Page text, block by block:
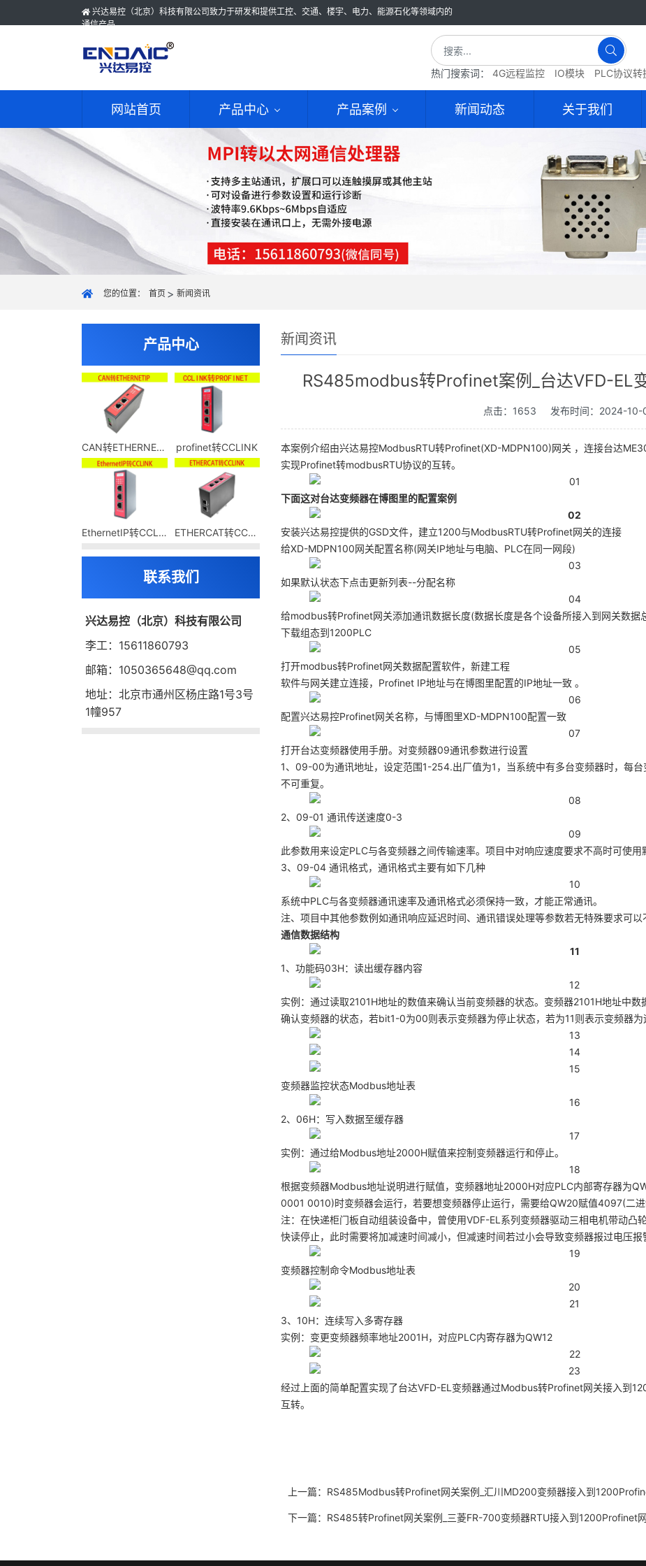
兴达易控（北京）科技有限公司致力于研发和提供工控、交通、楼宇、电力、能源石化等领域内的
通信产品
热门搜索词： 4G远程监控 IO模块 PLC协议转
网站首页 产品中心 产品案例 新闻动态 关于我们
您的位置： 首页 新闻资讯
产品中心
CAN转ETHERNETIP profinet转CCLINK
EthernetIP转CCLINK ETHERCAT转CCLINK
联系我们
兴达易控（北京）科技有限公司
李工：15611860793
邮箱：1050365648@qq.com
地址：北京市通州区杨庄路1号3号
1幢957
新闻资讯
RS485modbus转Profinet案例_台达VFD-EL
点击：1653 发布时间：2024-10-
本案例介绍由兴达易控ModbusRTU转Profinet(XD-MDPN100)网关 ，连接台达
实现Profinet转modbusRTU协议的互转。
下面这对台达变频器在博图里的配置案例
安装兴达易控提供的GSD文件，建立1200与ModbusRTU转Profinet网关的连接
给XD-MDPN100网关配置名称(网关IP地址与电脑、PLC在同一网段)
如果默认状态下点击更新列表--分配名称
给modbus转Profinet网关添加通讯数据长度(数据长度是各个设备所接入到网关数据
下载组态到1200PLC
打开modbus转Profinet网关数据配置软件，新建工程
软件与网关建立连接，Profinet IP地址与在博图里配置的IP地址一致 。
配置兴达易控Profinet网关名称，与博图里XD-MDPN100配置一致
打开台达变频器使用手册。对变频器09通讯参数进行设置
1、09-00为通讯地址，设定范围1-254.出厂值为1，当系统中有多台变频器时，每
不可重复。
2、09-01 通讯传送速度0-3
此参数用来设定PLC与各变频器之间传输速率。项目中对响应速度要求不高时可使
3、09-04 通讯格式，通讯格式主要有如下几种
系统中PLC与各变频器通讯速率及通讯格式必须保持一致，才能正常通讯。
注、项目中其他参数例如通讯响应延迟时间、通讯错误处理等参数若无特殊要求可以
通信数据结构
1、功能码03H：读出缓存器内容
实例：通过读取2101H地址的数值来确认当前变频器的状态。变频器2101H地址中
确认变频器的状态，若bit1-0为00则表示变频器为停止状态，若为11则表示变频器为
变频器监控状态Modbus地址表
2、06H：写入数据至缓存器
实例：通过给Modbus地址2000H赋值来控制变频器运行和停止。
根据变频器Modbus地址说明进行赋值，变频器地址2000H对应PLC内部寄存器为
0001 0010)时变频器会运行，若要想变频器停止运行，需要给QW20赋值4097(
注：在快递柜门板自动组装设备中，曾使用VDF-EL系列变频器驱动三相电机带动凸
快读停止，此时需要将加减速时间减小，但减速时间若过小会导致变频器报过电压报
变频器控制命令Modbus地址表
3、10H：连续写入多寄存器
实例：变更变频器频率地址2001H，对应PLC内寄存器为QW12
经过上面的简单配置实现了台达VFD-EL变频器通过Modbus转Profinet网关接入到
互转。
上一篇： RS485Modbus转Profinet网关案例_汇川MD200变频器接入到
下一篇： RS485转Profinet网关案例_三菱FR-700变频器RTU接入到1200Profinet